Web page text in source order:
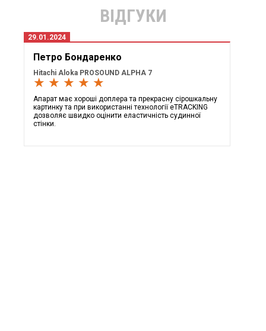
ВІДГУКИ
29.01.2024
Петро Бондаренко
Hitachi Aloka PROSOUND ALPHA 7
★ ★ ★ ★ ★
Апарат має хороші доплера та прекрасну сірошкальну
картинку та при використанні технології eTRACKING
дозволяє швидко оцінити еластичність судинної
стінки.